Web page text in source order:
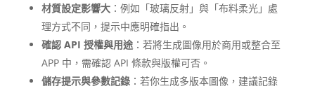
材質設定影響大：例如「玻璃反射」與「布料柔光」處
理方式不同，提示中應明確指出。
確認 API 授權與用途：若將生成圖像用於商用或整合至
APP 中，需確認 API 條款與版權可否。
儲存提示與參數記錄：若你生成多版本圖像，建議記錄